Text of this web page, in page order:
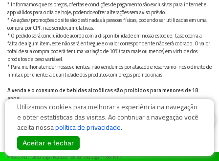
* Informamos que os preços, ofertas e condições de pagamento são exclusivos para internet e
app válidos para o dia de hoje, podendo sofrer alterações sem aviso prévio.
* As ações/promoções do site são destinadas à pessoas físicas, podendo ser utilizadas em uma
compra por CPF, não sendo cumulativas.
* O pedido será concluído de acordo com a disponibilidade em nosso estoque. Caso ocorra a
falta de algum item, este não será entregue e o valor correspondente não será cobrado. O valor
total de sua compra poderá ter uma variação de 10% (para mais ou menos) em virtude dos
produtos de peso variável.
* Para melhor atender nossos clientes, não vendemos por atacado e reservamo-nos o direito de
limitar, por cliente, a quantidade dos produtos com preços promocionais.
A venda e o consumo de bebidas alcoólicas são proibidos para menores de 18
anos.
Bebida alcoólica pode causar dependência química e, em excesso, provoca graves males à saúde.
Beba com moderação
© Nosso Hortifruti Gonzaga / Rua Goiás 128, Bairro Gonzaga, 11050-101 -
Utilizamos cookies para melhorar a experiência na navegação
e obter estatísticas das visitas. Ao continuar a navegação você
aceita nossapolítica de privacidade.
Aceitar e fechar